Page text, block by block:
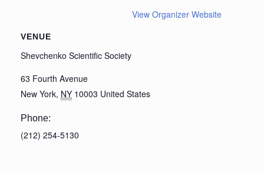
VENUE
Shevchenko Scientific Society
63 Fourth Avenue
New York, NY 10003 United States
Phone:
(212) 254-5130
View Organizer Website